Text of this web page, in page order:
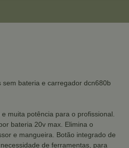
sem bateria e carregador dcn680b
muita potência para o profissional.
bateria 20v max. Elimina o
e mangueira. Botão integrado de
de ferramentas, para